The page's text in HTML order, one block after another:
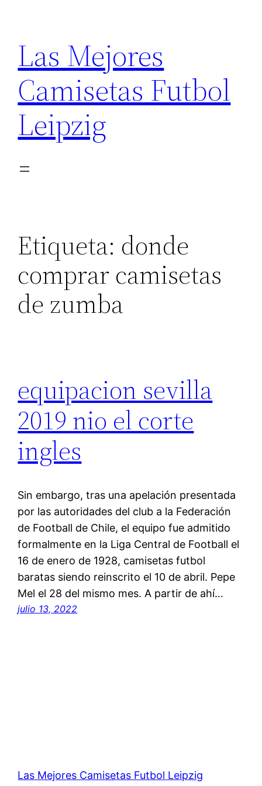
contenido
Las Mejores
Camisetas Futbol
Leipzig
Etiqueta: donde
comprar camisetas
de zumba
equipacion sevilla
2019 nio el corte
ingles
Sin embargo, tras una apelación presentada
por las autoridades del club a la Federación
de Football de Chile, el equipo fue admitido
formalmente en la Liga Central de Football el
16 de enero de 1928, camisetas futbol
baratas siendo reinscrito el 10 de abril. Pepe
Mel el 28 del mismo mes. A partir de ahí…
julio 13, 2022
Las Mejores Camisetas Futbol Leipzig